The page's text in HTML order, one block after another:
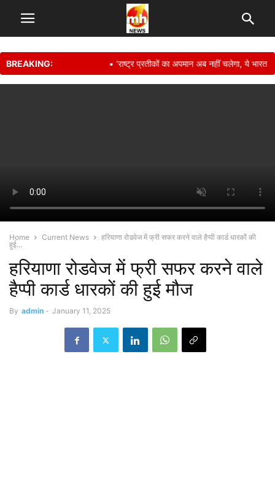
BREAKING: • ‘राष्ट्र प्रतीकों का अपमान अब नहीं चलेगा, ये भारत
Home Current News
हरियाणा रोडवेज में फ्री सफर करने वाले हैप्पी कार्ड धारकों की
हुई...
हरियाणा रोडवेज में फ्री सफर करने वाले
हैप्पी कार्ड धारकों की हुई मौज
By admin - January 11, 2025